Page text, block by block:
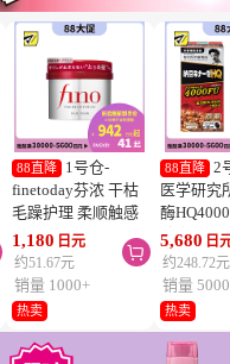
88直降
1号仓-
finetoday芬浓 干枯
毛躁护理 柔顺触感
滋润修护 发膜 230g
1,180 日元
约51.67元

销量 1000+
热卖
88直降
2
医学研究
酶
胶囊 促
降三高
5,680 日
约248.72元
销量
热卖